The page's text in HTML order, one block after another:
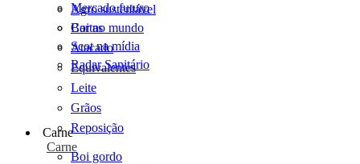
Agro sustentável
Cartas
Scot na mídia
Radar Sanitário
Mercado futuro
Boi no mundo
Atacado
Equivalentes
Leite
Grãos
Reposição
Carne
Carne
Boi gordo